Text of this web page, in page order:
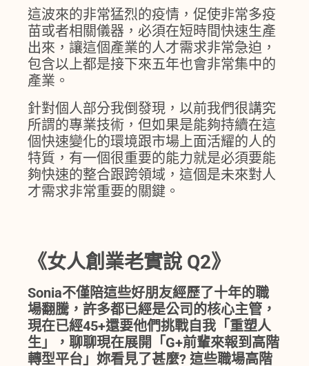
這波來的非常猛烈的疫情，促使非常多疫
苗或者相關儀器，必須在短時間快速生產
出來，讓這個產業的人才需求非常急迫，
包含以上都是接下來五年也會非常集中的
產業。
針對個人部分我倒發現，以前我們很講究
所謂的專業技術，但如果是能夠持續在這
個快速變化的環境跟市場上面活耀的人的
特質，有一個很重要的能力就是必須要能
夠快速的整合跟跨領域，這個是未來對人
才需求非常重要的關鍵。
《女人創業老實說 Q2》
Sonia不僅陪這些好朋友經歷了十年的職
場翻騰，許多都已經是公司的核心主管，
現在已經45+還要他們挑戰自我「重塑人
生」，聊聊現在展開「G+前輩來報到高階
轉型平台」妳看見了甚麼? 這些職場高階